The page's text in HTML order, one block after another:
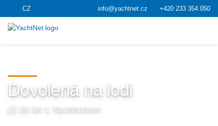
CZ info@yachtnet.cz +420 233 354 050
Dovolená na lodi
již 26 let s YachtNetem